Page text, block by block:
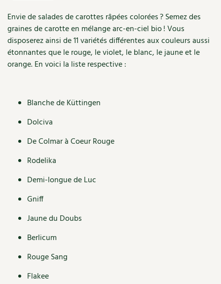
Cuisine saine
Manger bio
Cures, régimes
NOUVEAUTÉS
Feuilleter le catalogue
Le magazineLes 4 saisons
Stages
Cartes cadeau
Séjourner en Trièves
Nous contacter
Outils et ustensiles du jardin
Biodiversité
Cuisine saine
Alimentation et nutrition
Recettes de printemps
Recettes végétariennes et vegan
Habitat écologique
Forums
Jardin bio
Soins naturels
Société et alternatives
Entre abonné·es
Trucs & astuces
Expés
-
Kokopelli
Envie de salades de carottes râpées colorées ? Semez des
graines de carotte en mélange arc-en-ciel bio ! Vous
disposerez ainsi de 11 variétés différentes aux couleurs aussi
étonnantes que le rouge, le violet, le blanc, le jaune et le
orange. En voici la liste respective :
Blanche de Küttingen
Dolciva
De Colmar à Coeur Rouge
Rodelika
Demi-longue de Luc
Gniff
Jaune du Doubs
Berlicum
Rouge Sang
Flakee